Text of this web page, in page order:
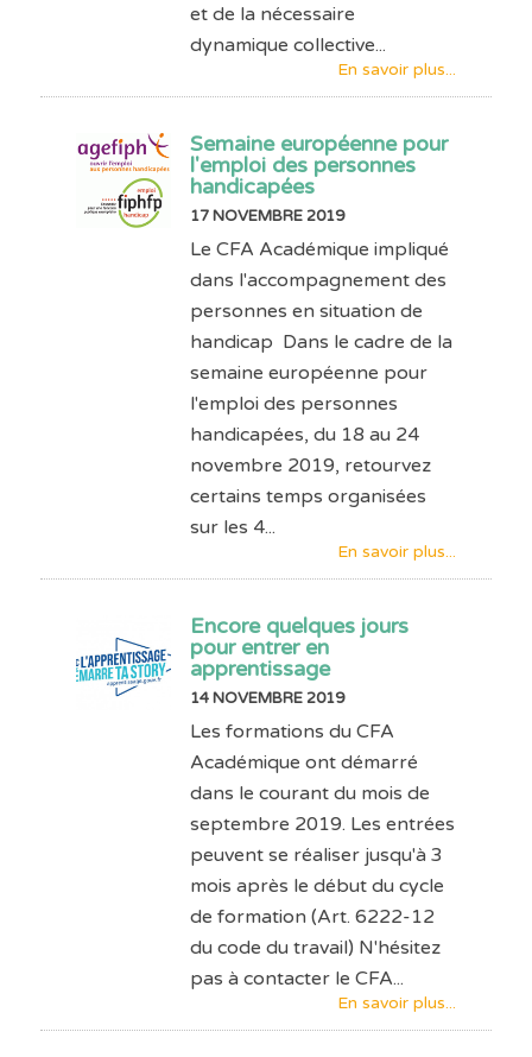
et de la nécessaire
dynamique collective...
En savoir plus...
Semaine européenne pour
l'emploi des personnes
handicapées
17 NOVEMBRE 2019
Le CFA Académique impliqué
dans l'accompagnement des
personnes en situation de
handicap Dans le cadre de la
semaine européenne pour
l'emploi des personnes
handicapées, du 18 au 24
novembre 2019, retourvez
certains temps organisées
sur les 4...
En savoir plus...
Encore quelques jours
pour entrer en
apprentissage
14 NOVEMBRE 2019
Les formations du CFA
Académique ont démarré
dans le courant du mois de
septembre 2019. Les entrées
peuvent se réaliser jusqu'à 3
mois après le début du cycle
de formation (Art. 6222-12
du code du travail) N'hésitez
pas à contacter le CFA...
En savoir plus...